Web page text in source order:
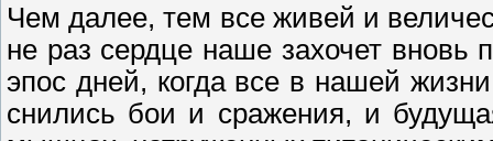
Чем далее, тем все живей и
не раз сердце наше захочет вновь
эпос дней, когда все в нашей
снились бои и сражения, и